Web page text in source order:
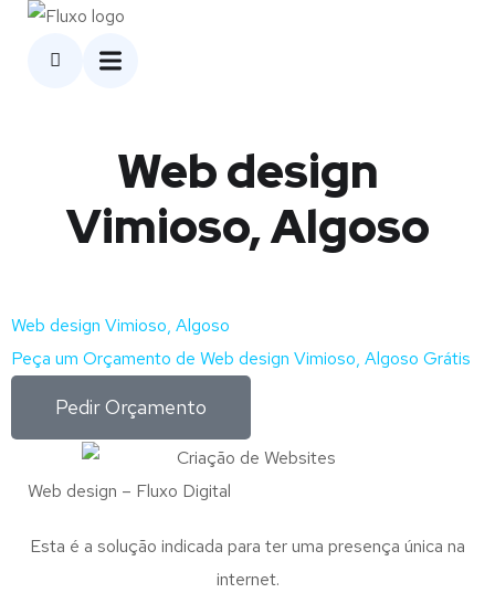
Web design
Vimioso, Algoso
Web design Vimioso, Algoso
Peça um Orçamento de Web design Vimioso, Algoso Grátis
Pedir Orçamento
Web design – Fluxo Digital
Esta é a solução indicada para ter uma presença única na
internet.